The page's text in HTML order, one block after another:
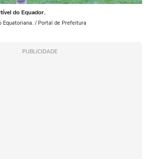
do Equador.
Equatoriana. / Portal de Prefeitura
PUBLICIDADE